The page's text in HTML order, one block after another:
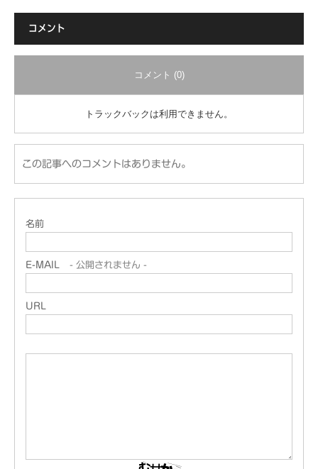
コメント
コメント (0)
トラックバックは利用できません。
この記事へのコメントはありません。
名前
E-MAIL - 公開されません -
URL